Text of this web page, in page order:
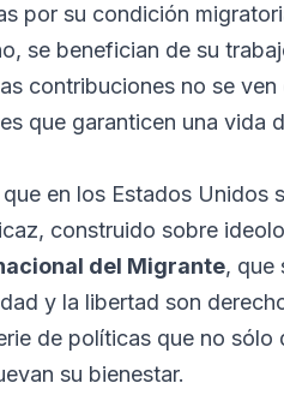
por su condición
se benefician de su
contribuciones no se
que garanticen una vida
en los Estados Unidos
construido sobre
del Migrante, que
y la libertad son
de políticas que no
su bienestar.